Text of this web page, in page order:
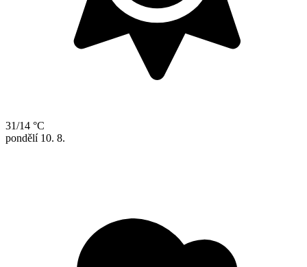
31/14 °C
pondělí 10. 8.